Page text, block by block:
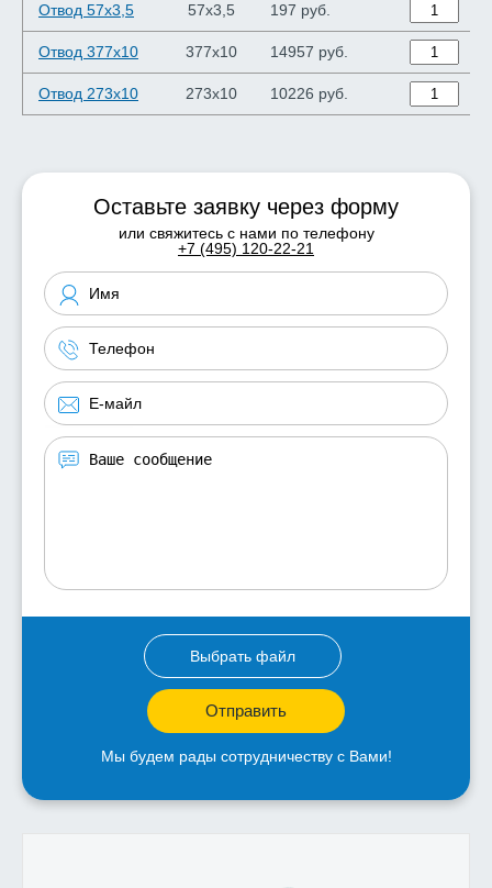
Отвод 57х3,5 57х3,5 197 руб.
Отвод 377х10 377х10 14957 руб.
Отвод 273х10 273х10 10226 руб.
Оставьте заявку через форму
или свяжитесь с нами по телефону
+7 (495) 120-22-21
Выбрать файл
Отправить
Мы будем рады сотрудничеству с Вами!